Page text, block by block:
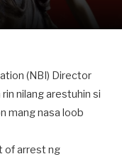
(NBI) Director
nilang arestuhin si
mang nasa loob
of arrest ng